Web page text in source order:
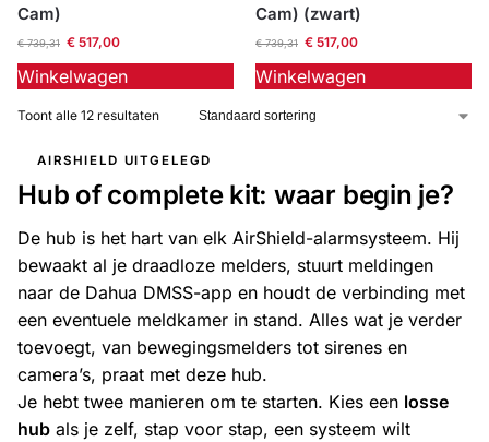
Cam)
€739,31 €517,00
Winkelwagen
Cam) (zwart)
€739,31 €517,00
Winkelwagen
Toont alle 12 resultaten
AIRSHIELD UITGELEGD
Hub of complete kit: waar begin je?
De hub is het hart van elk AirShield-alarmsysteem. Hij
bewaakt al je draadloze melders, stuurt meldingen
naar de Dahua DMSS-app en houdt de verbinding met
een eventuele meldkamer in stand. Alles wat je verder
toevoegt, van bewegingsmelders tot sirenes en
camera’s, praat met deze hub.
Je hebt twee manieren om te starten. Kies een losse
hub als je zelf, stap voor stap, een systeem wilt